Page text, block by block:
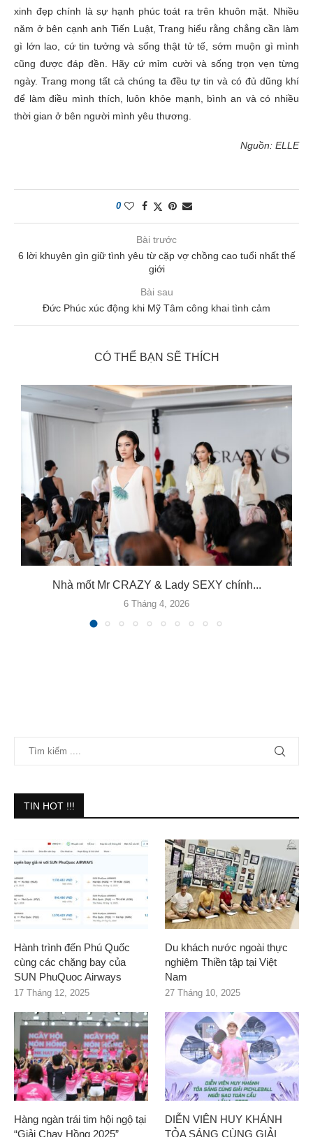
xinh đẹp chính là sự hạnh phúc toát ra trên khuôn mặt. Nhiều
năm ở bên cạnh anh Tiến Luật, Trang hiểu rằng chẳng cần làm
gì lớn lao, cứ tin tưởng và sống thật tử tế, sớm muộn gì mình
cũng được đáp đền. Hãy cứ mỉm cười và sống trọn vẹn từng
ngày. Trang mong tất cả chúng ta đều tự tin và có đủ dũng khí
để làm điều mình thích, luôn khỏe mạnh, bình an và có nhiều
thời gian ở bên người mình yêu thương.
Nguồn: ELLE
0
Bài trước
6 lời khuyên gìn giữ tình yêu từ cặp vợ chồng cao tuổi nhất thế
giới
Bài sau
Đức Phúc xúc động khi Mỹ Tâm công khai tình cảm
CÓ THỂ BẠN SẼ THÍCH
Nhà mốt Mr CRAZY & Lady SEXY chính...
6 Tháng 4, 2026
TIN HOT !!!
Hành trình đến Phú Quốc
cùng các chặng bay của
SUN PhuQuoc Airways
17 Tháng 12, 2025
Du khách nước ngoài thực
nghiệm Thiền tập tại Việt
Nam
27 Tháng 10, 2025
Hàng ngàn trái tim hội ngộ tại
“Giải Chạy Hồng 2025”
DIỄN VIÊN HUY KHÁNH
TỎA SÁNG CÙNG GIẢI